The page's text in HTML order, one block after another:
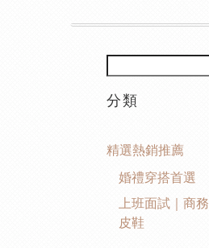
分類
精選熱銷推薦
婚禮穿搭首選
上班面試｜商務
皮鞋